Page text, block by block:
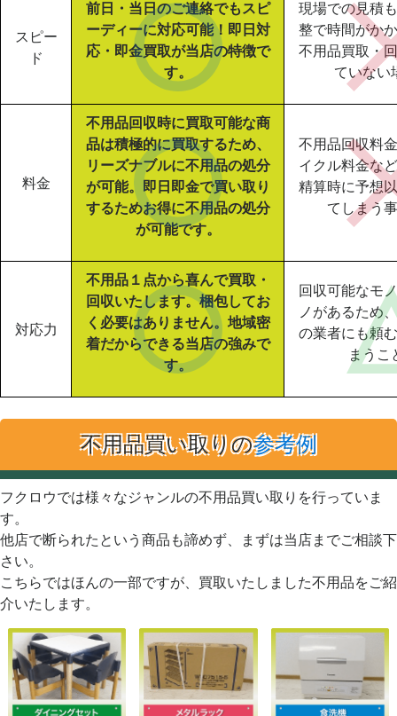
スピー
ド
前日・当日のご連絡でもスピ
ーディーに対応可能！即日対
応・即金買取が当店の特徴で
す。
現場での見積
整で時間がか
不用品買取・
ていない
料金
不用品回収時に買取可能な商
品は積極的に買取するため、
リーズナブルに不用品の処分
が可能。即日即金で買い取り
するためお得に不用品の処分
が可能です。
不用品回収料
イクル料金な
精算時に予想
てしまう
対応力
不用品１点から喜んで買取・
回収いたします。梱包してお
く必要はありません。地域密
着だからできる当店の強みで
す。
回収可能なモ
ノがあるため
の業者にも頼
まうこ
不用品買い取りの参考例
フクロウでは様々なジャンルの不用品買い取りを行っていま
す。
他店で断られたという商品も諦めず、まずは当店までご相談下
さい。
こちらではほんの一部ですが、買取いたしました不用品をご紹
介いたします。